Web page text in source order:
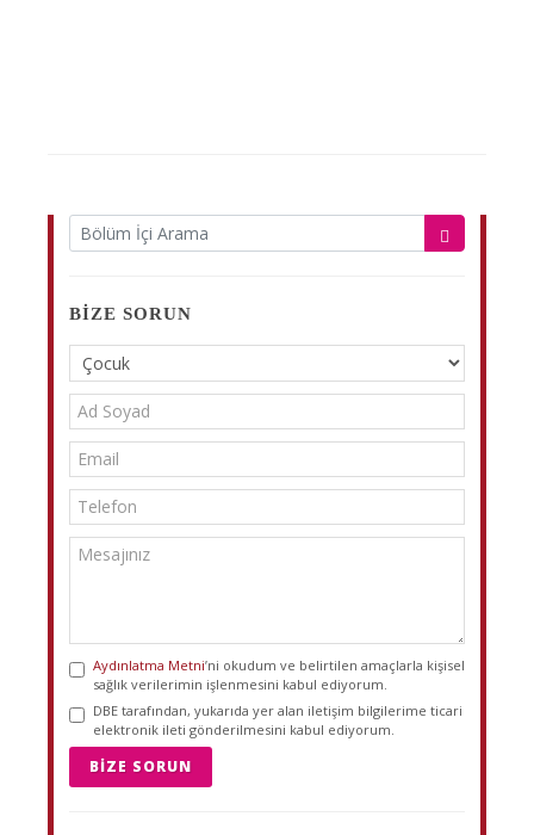
BIZE SORUN
Aydınlatma Metni’ni okudum ve belirtilen amaçlarla kişisel
sağlık verilerimin işlenmesini kabul ediyorum.
DBE tarafından, yukarıda yer alan iletişim bilgilerime ticari
elektronik ileti gönderilmesini kabul ediyorum.
BIZE SORUN